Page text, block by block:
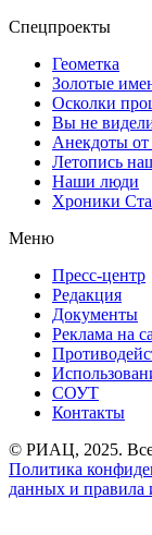
Спецпроекты
Геометка
Золотые
Осколки
Вы не
Анекдоты от
Летопись
Наши люди
Хроники
Меню
Пресс-центр
Редакция
Документы
Реклама на
СОУТ
Контакты
© РИАЦ, 2025.
Политика
данных и правила